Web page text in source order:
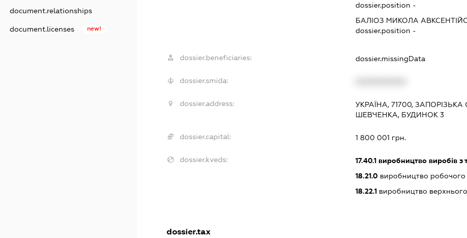
document.relationships
document.licenses new!
dossier.position -
БАЛІОЗ МИКОЛА
dossier.position -
dossier.beneficiaries: dossier.missingData
dossier.smida:
dossier.address:
УКРАЇНА, 71700,
ШЕВЧЕНКА, БУДИНОК 3
dossier.capital: 1 800 001 грн.
dossier.kveds: 17.40.1виробництво виробів з
18.21.0виробництво робочого
18.22.1виробництво
dossier.tax